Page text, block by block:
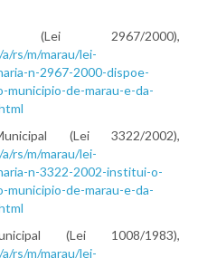
2967/2000),
rs/m/marau/lei-
n-2967-2000-dispoe-
de-marau-e-da-
(Lei 3322/2002),
rs/m/marau/lei-
n-3322-2002-institui-o-
de-marau-e-da-
(Lei 1008/1983),
rs/m/marau/lei-